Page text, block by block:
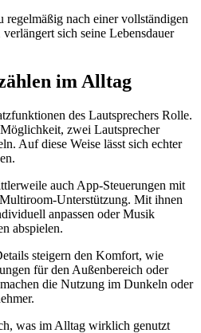
nach einer vollständigen
sich seine Lebensdauer
im Alltag
des Lautsprechers Rolle.
zwei Lautsprecher
Auf diese Weise lässt sich echter
auch App-Steuerungen mit
Unterstützung. Mit ihnen
anpassen oder Musik
abspielen.
steigern den Komfort, wie
für den Außenbereich oder
die Nutzung im Dunkeln oder
was im Alltag wirklich genutzt